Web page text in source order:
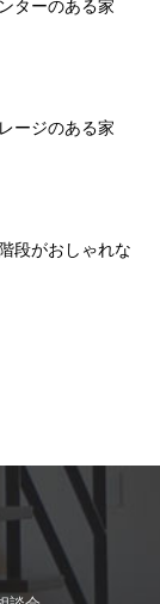
ターのある家
ージのある家
段がおしゃれな